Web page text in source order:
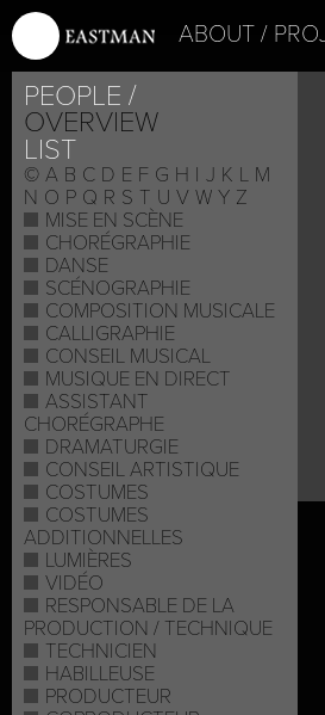
ABOUT
PEOPLE
OVERVIEW
LIST
© A B C D E F G H I J K L M
N O P Q R S T U V W Y Z
MISE EN SCÈNE
CHORÉGRAPHIE
DANSE
SCÉNOGRAPHIE
COMPOSITION MUSICALE
CALLIGRAPHIE
CONSEIL MUSICAL
MUSIQUE EN DIRECT
ASSISTANT
CHORÉGRAPHE
DRAMATURGIE
CONSEIL ARTISTIQUE
COSTUMES
COSTUMES
ADDITIONNELLES
LUMIÈRES
VIDÉO
RESPONSABLE DE LA
PRODUCTION / TECHNIQUE
TECHNICIEN
HABILLEUSE
PRODUCTEUR